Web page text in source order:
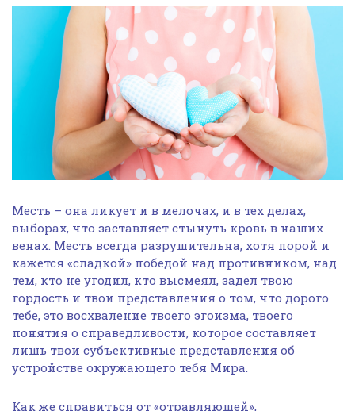
Месть – она ликует и в мелочах, и в тех делах,
выборах, что заставляет стынуть кровь в наших
венах. Месть всегда разрушительна, хотя порой и
кажется «сладкой» победой над противником, над
тем, кто не угодил, кто высмеял, задел твою
гордость и твои представления о том, что дорого
тебе, это восхваление твоего эгоизма, твоего
понятия о справедливости, которое составляет
лишь твои субъективные представления об
устройстве окружающего тебя Мира.
Как же справиться от «отравляющей»,